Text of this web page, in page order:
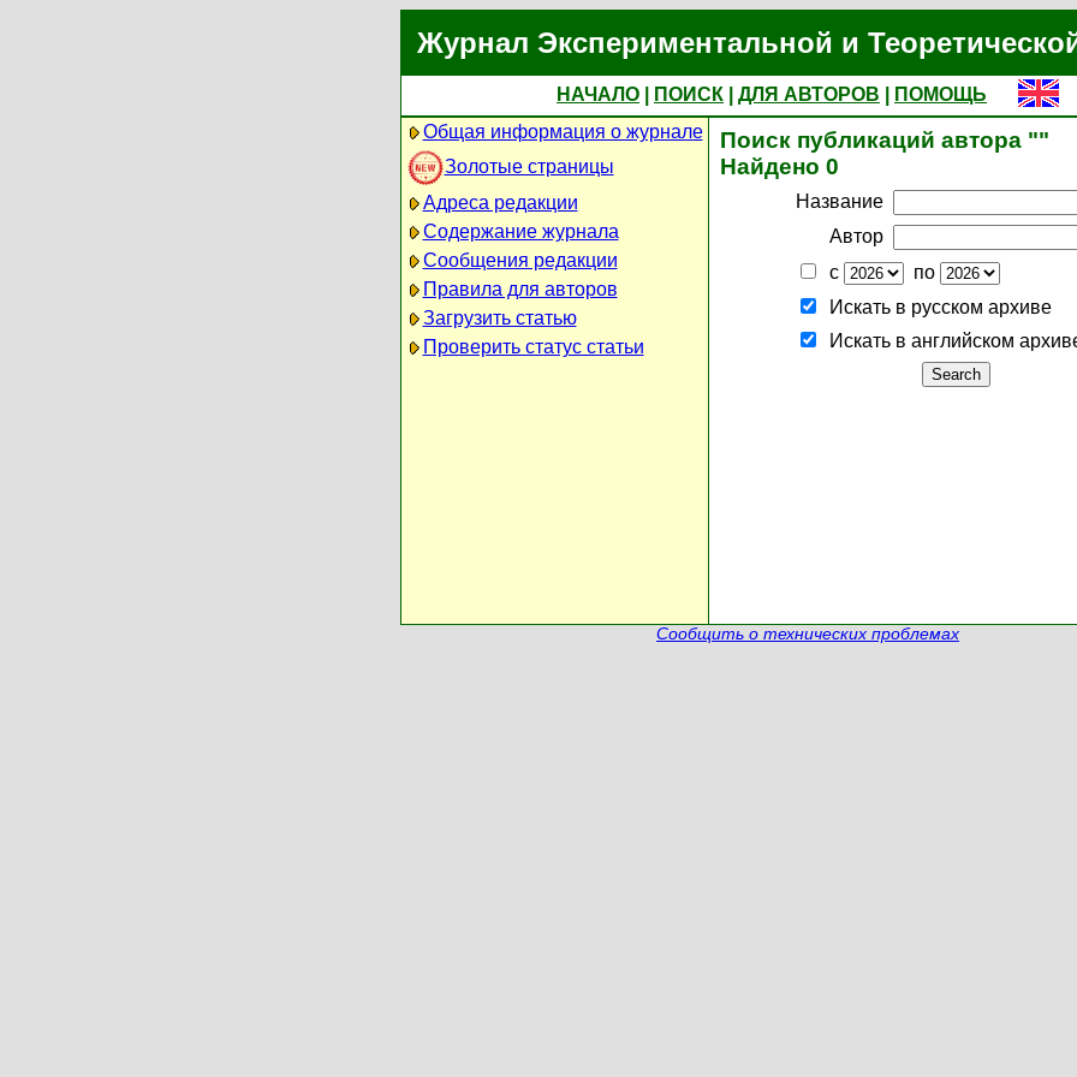
Журнал Экспериментальной и
НАЧАЛО ПОИСК ДЛЯ АВТОРОВ
ПОМОЩЬ
Общая информация о журнале
Золотые страницы
Адреса редакции
Содержание журнала
Сообщения редакции
Правила для авторов
Загрузить статью
Проверить статус статьи
Поиск публикаций автора ""
Найдено 0
Название
Автор
с
по
Искать в русском архиве
Искать в английском
Сообщить о технических проблемах